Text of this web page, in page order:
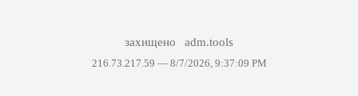
захищено adm.tools
216.73.217.59 — 8/7/2026, 9:37:09 PM